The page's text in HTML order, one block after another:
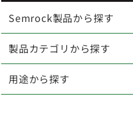
Semrock製品から探す
製品カテゴリから探す
用途から探す